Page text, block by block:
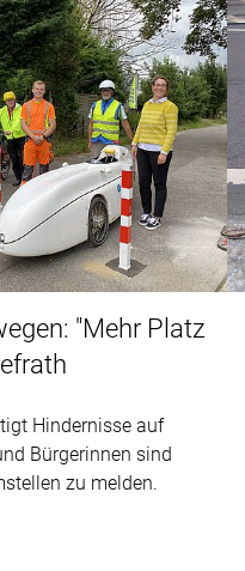
"Mehr Platz
Hindernisse auf
Bürgerinnen sind
zu melden.